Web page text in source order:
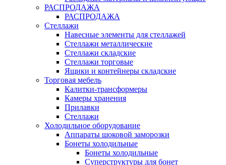
РАСПРОДАЖА
РАСПРОДАЖА
Стеллажи
Навесные элементы для стеллажей
Стеллажи металлические
Стеллажи складские
Стеллажи торговые
Ящики и контейнеры складские
Торговая мебель
Калитки-трансформеры
Камеры хранения
Прилавки
Стеллажи
Холодильное оборудование
Аппараты шоковой заморозки
Бонеты холодильные
Бонеты холодильные
Суперструктуры для бонет